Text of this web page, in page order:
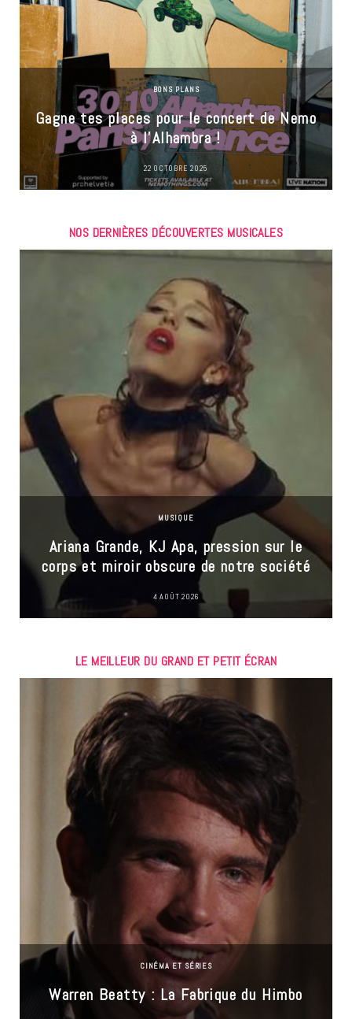
BONS PLANS
Gagne tes places pour le concert de Nemo
à l’Alhambra !
22 OCTOBRE 2025
NOS DERNIÈRES DÉCOUVERTES MUSICALES
MUSIQUE
Ariana Grande, KJ Apa, pression sur le
corps et miroir obscure de notre société
4 AOÛT 2026
LE MEILLEUR DU GRAND ET PETIT ÉCRAN
CINÉMA ET SÉRIES
Warren Beatty : La Fabrique du Himbo